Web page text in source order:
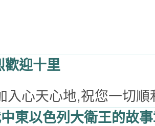
歡迎十里
入心天心地,祝您一切
東以色列大衛王的故